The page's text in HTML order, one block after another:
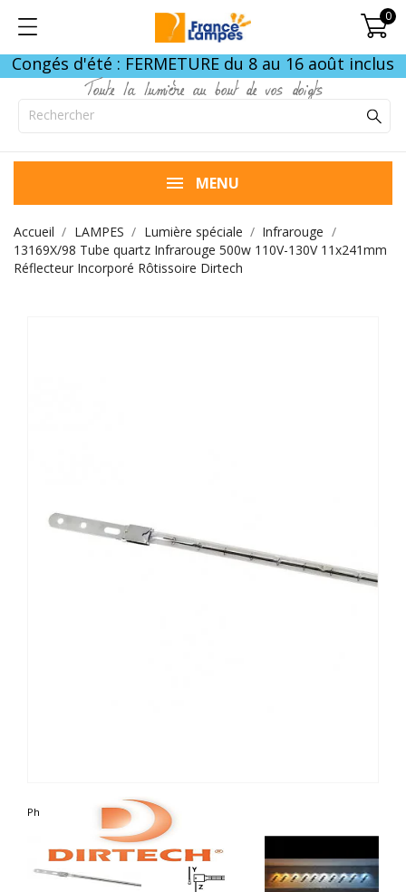
0
Congés d'été : FERMETURE du 8 au 16 août inclus
Toute la lumière au bout de vos doigts
MENU
Accueil LAMPES Lumière spéciale
Infrarouge
13169X/98 Tube quartz Infrarouge 500w 110V-130V 11x241mm
Réflecteur Incorporé Rôtissoire Dirtech
Photo non contractuelle